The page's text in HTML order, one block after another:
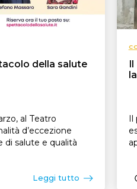
della salute
al Teatro
d’eccezione
di salute e qualità
Leggi tutto
Il